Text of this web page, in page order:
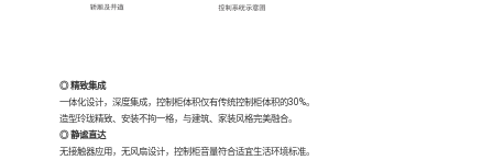
◎ 精致集成
一体化设计，深度集成，控制柜体积仅有传统控制柜体积的30%。
造型玲珑精致、安装不拘一格，与建筑、家装风格完美融合。
◎ 静谧直达
无接触器应用，无风扇设计，控制柜音量符合适宜生活环境标准。